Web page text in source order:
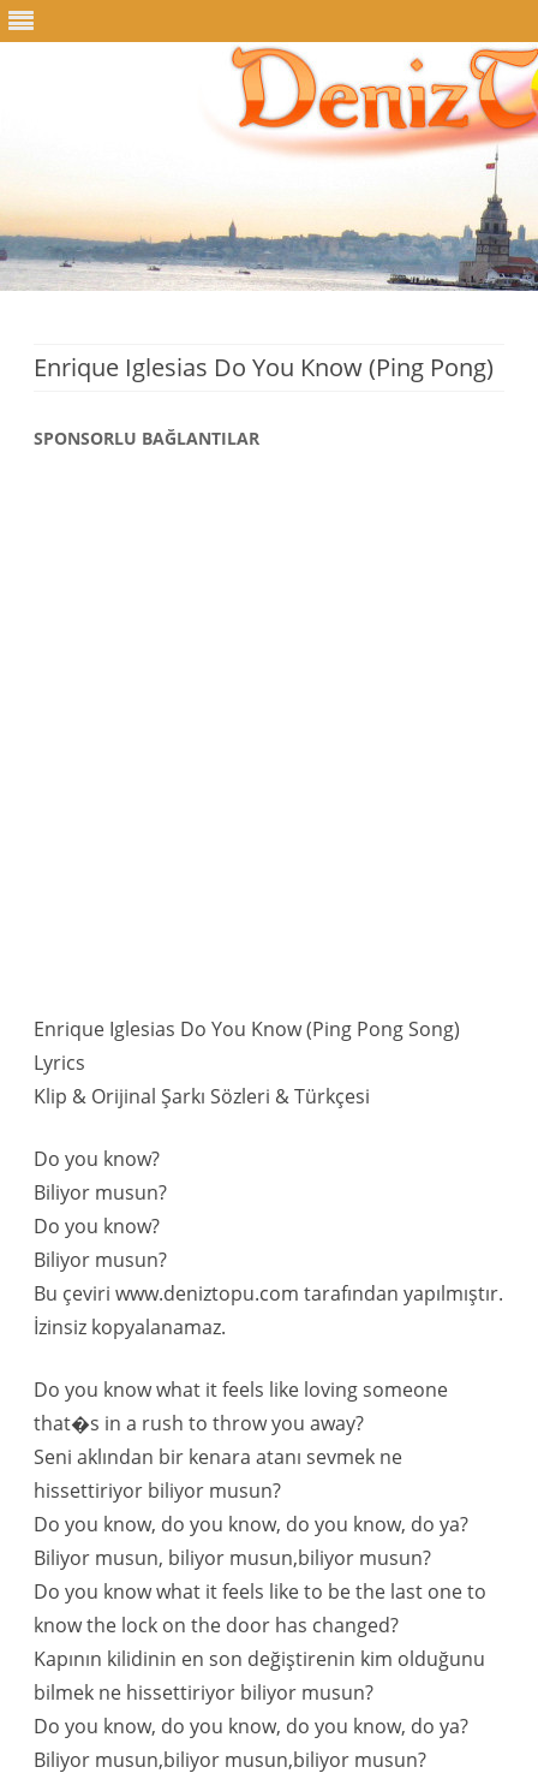
Enrique Iglesias Do You Know (Ping Pong)
SPONSORLU BAĞLANTILAR
Enrique Iglesias Do You Know (Ping Pong Song)
Lyrics
Klip & Orijinal Şarkı Sözleri & Türkçesi
Do you know?
Biliyor musun?
Do you know?
Biliyor musun?
Bu çeviri www.deniztopu.com tarafından yapılmıştır.
İzinsiz kopyalanamaz.
Do you know what it feels like loving someone
that�s in a rush to throw you away?
Seni aklından bir kenara atanı sevmek ne
hissettiriyor biliyor musun?
Do you know, do you know, do you know, do ya?
Biliyor musun, biliyor musun,biliyor musun?
Do you know what it feels like to be the last one to
know the lock on the door has changed?
Kapının kilidinin en son değiştirenin kim olduğunu
bilmek ne hissettiriyor biliyor musun?
Do you know, do you know, do you know, do ya?
Biliyor musun,biliyor musun,biliyor musun?